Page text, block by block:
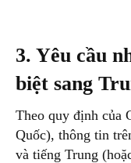
3. Yêu cầu
biệt sang
Theo quy định của
Quốc), thông tin
và tiếng Trung